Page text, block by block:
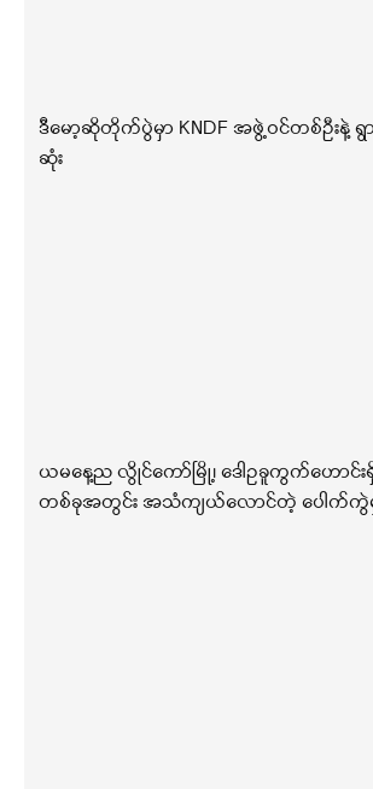
ဒီမော့ဆိုတိုက်ပွဲမှာ KNDF အဖွဲ့ဝင်တစ်ဦးနဲ့ ရွ
ဆုံး
ယမနေ့ည လွိုင်ကော်မြို့၊ ဒေါဥခူကွက်ဟောင်း
တစ်ခုအတွင်း အသံကျယ်လောင်တဲ့ ပေါက်ကွဲမှု